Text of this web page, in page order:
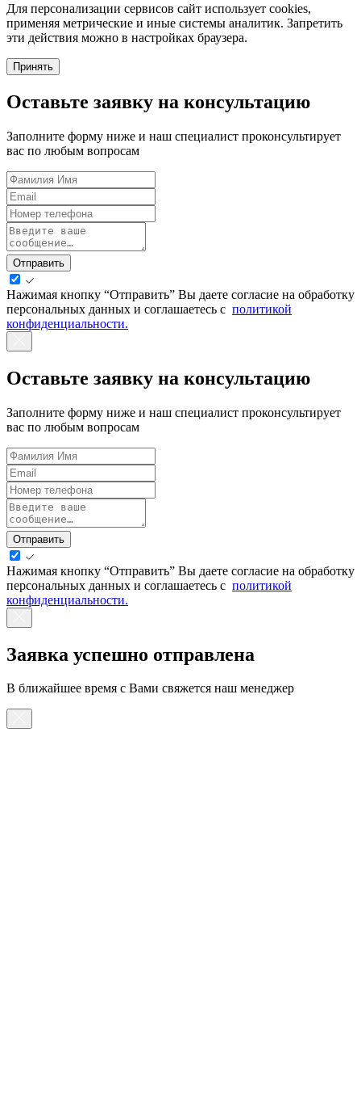
Для персонализации сервисов сайт использует cookies,
применяя метрические и иные системы аналитик. Запретить
эти действия можно в настройках браузера.
Принять
Оставьте заявку на консультацию
Заполните форму ниже и наш специалист проконсультирует
вас по любым вопросам
Отправить
Нажимая кнопку “Отправить” Вы даете согласие на обработку
персональных данных и соглашаетесь с политикой
конфиденциальности.
Оставьте заявку на консультацию
Заполните форму ниже и наш специалист проконсультирует
вас по любым вопросам
Отправить
Нажимая кнопку “Отправить” Вы даете согласие на обработку
персональных данных и соглашаетесь с политикой
конфиденциальности.
Заявка успешно отправлена
В ближайшее время с Вами свяжется наш менеджер